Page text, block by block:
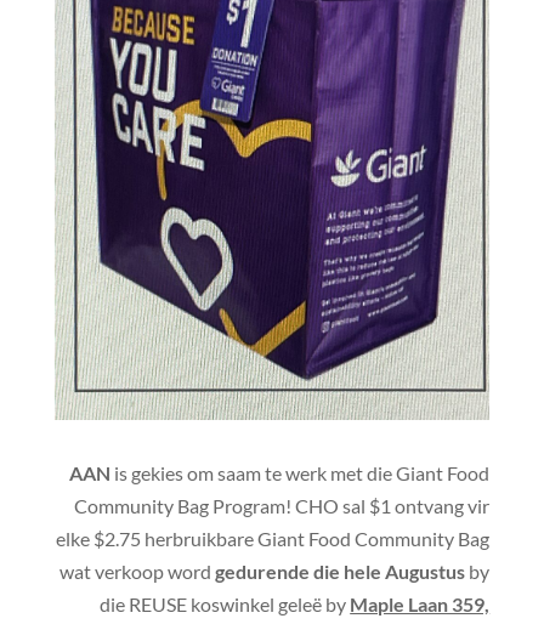
AAN is gekies om saam te werk met die Giant Food
Community Bag Program! CHO sal $1 ontvang vir
elke $2.75 herbruikbare Giant Food Community Bag
wat verkoop wordgedurende die hele Augustus by
die REUSE koswinkel geleë by Maple Laan 359,